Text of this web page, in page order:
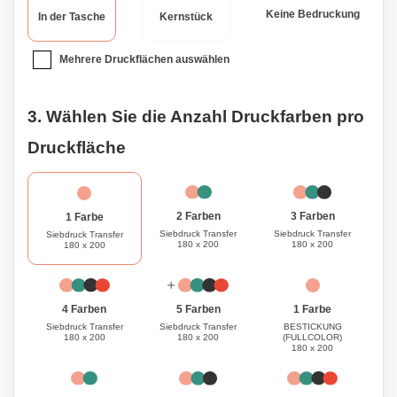
In der Tasche Kernstück Keine Bedruckung
Mehrere Druckflächen auswählen
3. Wählen Sie die Anzahl Druckfarben pro
Druckfläche
1 Farbe
Siebdruck Transfer
180 x 200
2 Farben
Siebdruck Transfer
180 x 200
3 Farben
Siebdruck Transfer
180 x 200
4 Farben
Siebdruck Transfer
180 x 200
5 Farben
Siebdruck Transfer
180 x 200
1 Farbe
BESTICKUNG
(FULLCOLOR)
180 x 200